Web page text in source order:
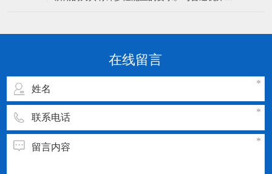
2.刀片或刀具几何参数和切削参数的规范化、典
工件的材料相匹配在线留言